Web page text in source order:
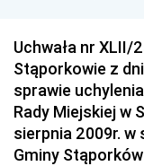
Drogowego
Dziennik
Dziennik
Dziennik
Społecznej
Uchwała nr XLII/
Stąporkowie z
sprawie
Rady Miejskiej w
sierpnia 2009r.
Gminy